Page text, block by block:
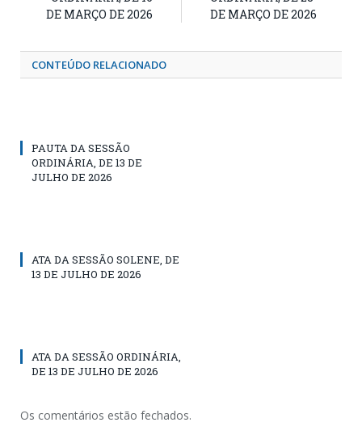
DE MARÇO DE 2026
DE MARÇO DE 2026
CONTEÚDO RELACIONADO
PAUTA DA SESSÃO
ORDINÁRIA, DE 13 DE
JULHO DE 2026
ATA DA SESSÃO SOLENE, DE
13 DE JULHO DE 2026
ATA DA SESSÃO ORDINÁRIA,
DE 13 DE JULHO DE 2026
Os comentários estão fechados.